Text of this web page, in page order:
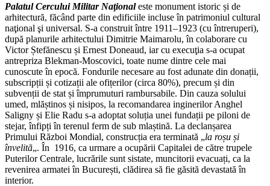
Palatul Cercului Militar Naţionaleste monument istoric și de
arhitectură, făcând parte din edificiile incluse în patrimoniul cultural
naţional şi universal. S-a construit între 1911–1923 (cu întreruperi),
după planurile arhitectului Dimitrie Maimarolu, în colaborare cu
Victor Ștefănescu și Ernest Doneaud, iar cu execuţia s-a ocupat
antrepriza Blekman-Moscovici, toate nume dintre cele mai
cunoscute în epocă. Fondurile necesare au fost adunate din donații,
subscripții și cotizații ale ofițerilor (circa 80%), precum și din
subvenții de stat și împrumuturi rambursabile. Din cauza solului
umed, mlăștinos și nisipos, la recomandarea inginerilor Anghel
Saligny și Elie Radu s-a adoptat soluția unei fundații pe piloni de
stejar, înfipți în terenul ferm de sub mlaștină. La declanșarea
Primului Război Mondial, construcția era terminată „la roșu și
învelită„. În 1916, ca urmare a ocupării Capitalei de către trupele
Puterilor Centrale, lucrările sunt sistate, muncitorii evacuați, ca la
revenirea armatei în București, clădirea să fie găsită devastată în
interior.